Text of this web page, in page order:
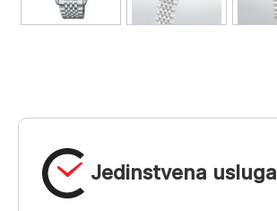
Jedinstvena usluga